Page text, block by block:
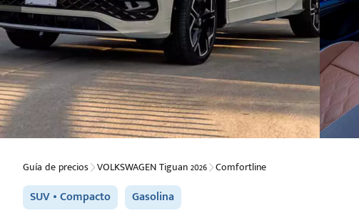
Guía de precios VOLKSWAGEN Tiguan 2026 Comfortline
SUV Compacto Gasolina